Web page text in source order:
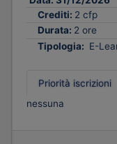
Crediti: 2 cfp
Durata: 2 ore
Tipologia: E-
Priorità iscrizioni
nessuna